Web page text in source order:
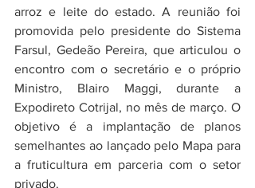
arroz e leite do estado. A reunião foi
promovida pelo presidente do Sistema
Farsul, Gedeão Pereira, que articulou o
encontro com o secretário e o próprio
Ministro, Blairo Maggi, durante a
Expodireto Cotrijal, no mês de março. O
objetivo é a implantação de planos
semelhantes ao lançado pelo Mapa para
a fruticultura em parceria com o setor
privado.